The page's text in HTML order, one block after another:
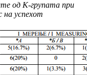
те од К-групата при
на успехот